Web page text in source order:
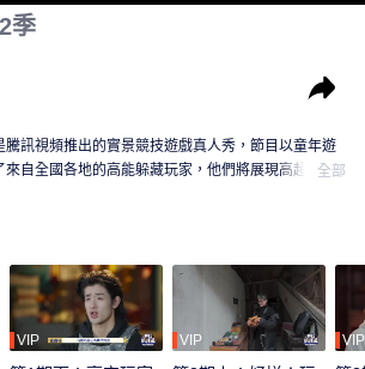
季
騰訊視頻推出的實景競技遊戲真人秀，節目以童年遊
自全國各地的高能躲藏玩家，他們將展現高超的手
全部
VIP VIP VIP